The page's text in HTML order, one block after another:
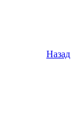
Назад